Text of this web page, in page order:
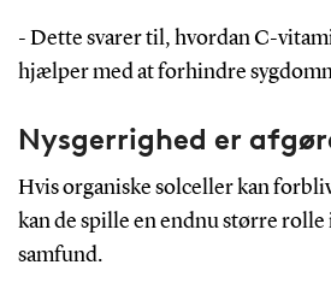
- Dette svarer til, hvordan C-
hjælper med at forhindre
Nysgerrighed er
Hvis organiske solceller kan
kan de spille en endnu større
samfund.